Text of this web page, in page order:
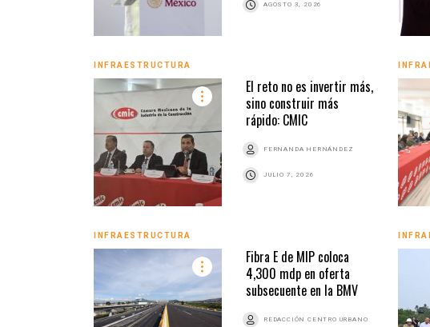
AGOSTO 3, 2026
INFRAESTRUCTURA
El reto no es invertir más,
sino construir más
rápido: CMIC
FERNANDA HERNÁNDEZ
JULIO 7, 2026
INFRAESTRUCTURA
Fibra E de MIP coloca
4,300 mdp en oferta
subsecuente en la BMV
REDACCIÓN CENTRO URBANO